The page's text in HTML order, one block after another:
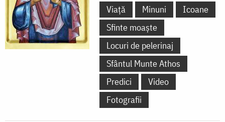
Viață
Minuni
Icoane
Sfinte moaște
Locuri de pelerinaj
Sfântul Munte Athos
Predici
Video
Fotografii